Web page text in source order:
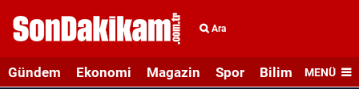
Ara
Gündem Ekonomi Magazin Spor Bilim veMENÜ